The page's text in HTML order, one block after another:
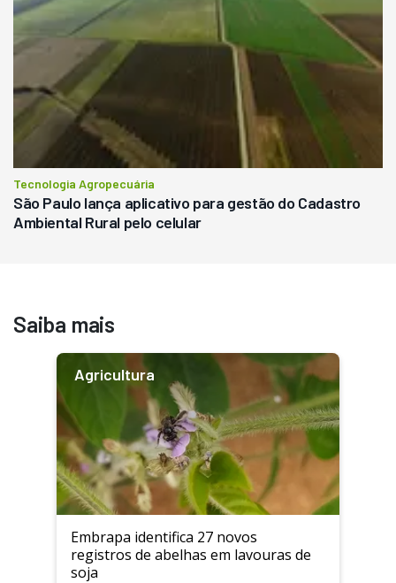
Tecnologia Agropecuária
São Paulo lança aplicativo para gestão do Cadastro
Ambiental Rural pelo celular
Saiba mais
Agricultura
Embrapa identifica 27 novos
registros de abelhas em lavouras de
soja